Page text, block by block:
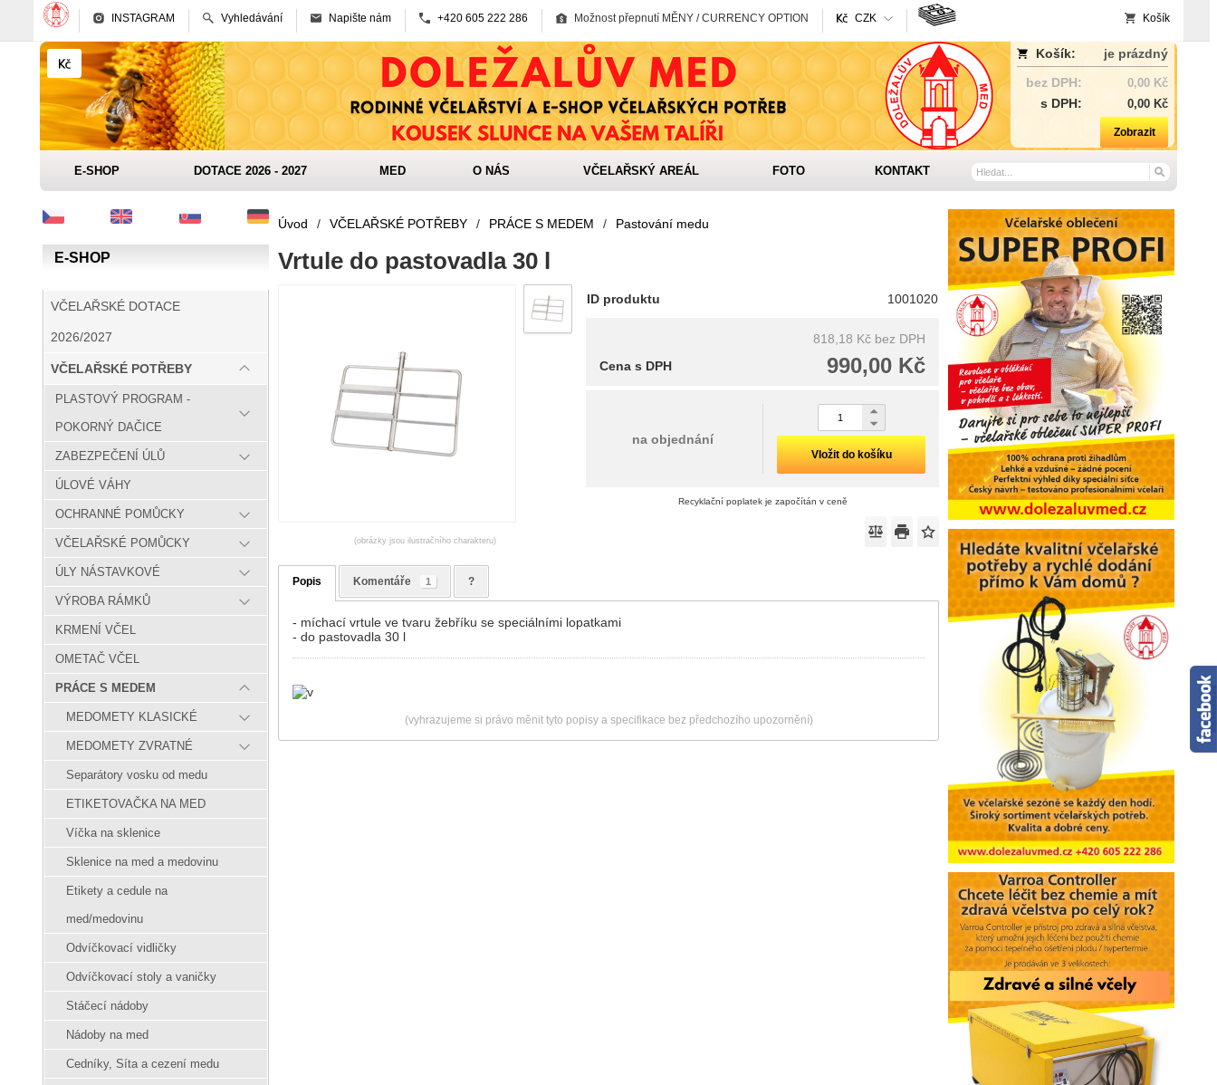
INSTAGRAM Vyhledávání Napište nám +420 605 222 286 Možnost přepnutí MĚNY / CURRENCY OPTION CZK Košík
Košík:
je prázdný
bez DPH:
0,00 Kč
s DPH: 0,00 Kč
Zobrazit
E-SHOP DOTACE 2026 - 2027 MED O NÁS VČELAŘSKÝ AREÁL FOTO KONTAKT
E-SHOP
VČELAŘSKÉ DOTACE
2026/2027
VČELAŘSKÉ POTŘEBY
PLASTOVÝ PROGRAM -
POKORNÝ DAČICE
ZABEZPEČENÍ ÚLŮ
ÚLOVÉ VÁHY
OCHRANNÉ POMŮCKY
VČELAŘSKÉ POMŮCKY
ÚLY NÁSTAVKOVÉ
VÝROBA RÁMKŮ
KRMENÍ VČEL
OMETAČ VČEL
PRÁCE S MEDEM
MEDOMETY KLASICKÉ
MEDOMETY ZVRATNÉ
Separátory vosku od medu
ETIKETOVAČKA NA MED
Víčka na sklenice
Sklenice na med a medovinu
Etikety a cedule na
med/medovinu
Odvíčkovací vidličky
Odvíčkovací stoly a vaničky
Stáčecí nádoby
Nádoby na med
Cedníky, Síta a cezení medu
Úvod / VČELAŘSKÉ POTŘEBY / PRÁCE S MEDEM / Pastování medu
Vrtule do pastovadla 30 l
(obrázky jsou ilustračního charakteru)
ID produktu 1001020
818,18 Kč bez DPH
990,00 Kč
Cena s DPH
na objednání
Vložit do košíku
Recyklační poplatek je započítán v ceně
Popis Komentáře 1 ?
- míchací vrtule ve tvaru žebříku se speciálními lopatkami
- do pastovadla 30 l
(vyhrazujeme si právo měnit tyto popisy a specifikace bez předchozího upozornění)